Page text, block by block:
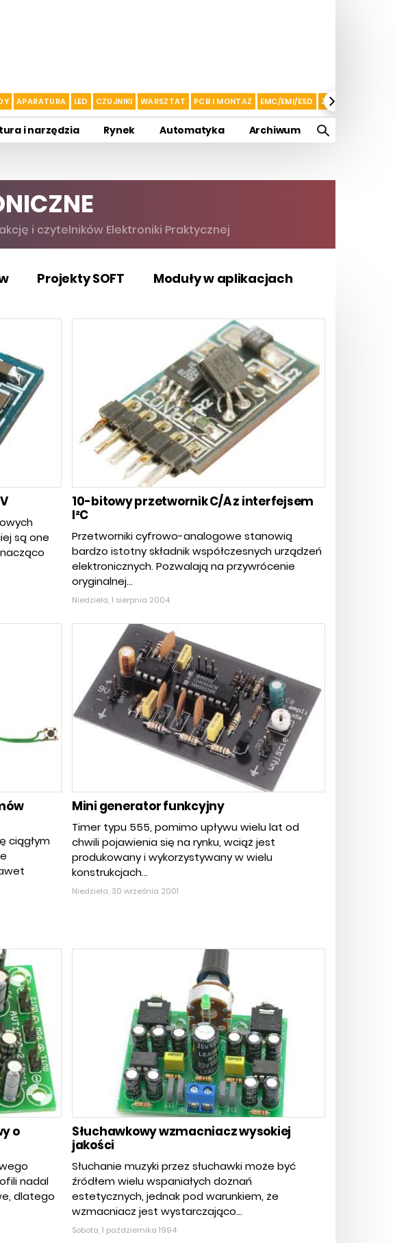
APARATURA LED CZUJNIKI WARSZTAT PCB I MONTAŻ EMC/EMI/ESD ZASILANIE I
i narzędzia Rynek Automatyka Archiwum
i czytelników Elektroniki Praktycznej
Projekty SOFT Moduły w aplikacjach
są one
10-bitowy przetwornik C/A z interfejsem
I²C
Przetworniki cyfrowo-analogowe stanowią
bardzo istotny składnik współczesnych urządzeń
elektronicznych. Pozwalają na przywrócenie
oryginalnej...
Niedziela, 1 sierpnia 2004
ciągłym
Mini generator funkcyjny
Timer typu 555, pomimo upływu wielu lat od
chwili pojawienia się na rynku, wciąż jest
produkowany i wykorzystywany w wielu
konstrukcjach...
Niedziela, 30 września 2001
o
nadal
dlatego
Słuchawkowy wzmacniacz wysokiej
jakości
Słuchanie muzyki przez słuchawki może być
źródłem wielu wspaniałych doznań
estetycznych, jednak pod warunkiem, że
wzmacniacz jest wystarczająco...
Sobota, 1 października 1994